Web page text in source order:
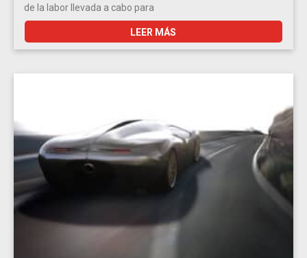
de la labor llevada a cabo para
LEER MÁS